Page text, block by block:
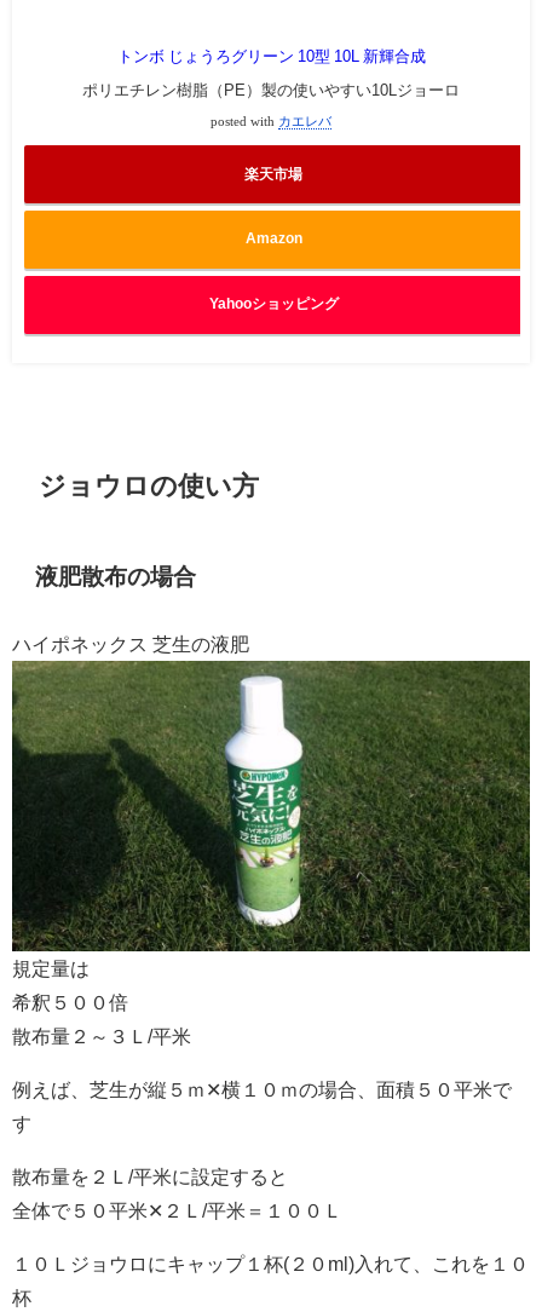
トンボ じょうろグリーン 10型 10L 新輝合成
ポリエチレン樹脂（PE）製の使いやすい10Lジョーロ
posted with カエレバ
楽天市場
Amazon
Yahooショッピング
ジョウロの使い方
液肥散布の場合
ハイポネックス 芝生の液肥
規定量は
希釈５００倍
散布量２～３Ｌ/平米
例えば、芝生が縦５ｍ✕横１０ｍの場合、面積５０平米で
す
散布量を２Ｌ/平米に設定すると
全体で５０平米✕２Ｌ/平米＝１００Ｌ
１０Ｌジョウロにキャップ１杯(２０ml)入れて、これを１０
杯